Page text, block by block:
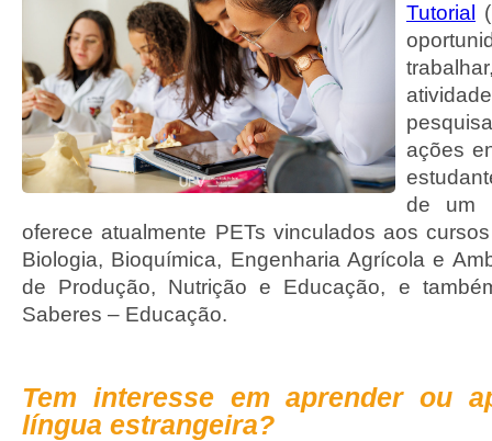
Tutorial
ações
de um
oferece atualmente PETs vinculados aos
Biologia, Bioquímica, Engenharia Agrícola e
de Produção, Nutrição e Educação, e
Saberes – Educação.
Tem interesse em aprender ou
língua estrangeira?